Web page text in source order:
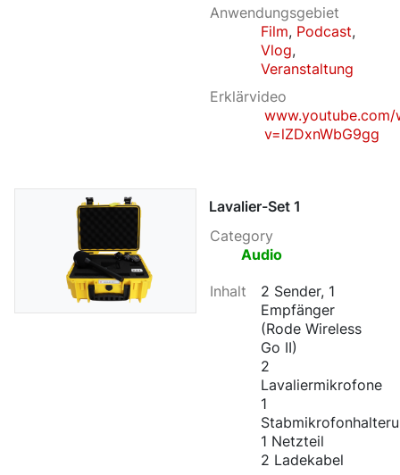
Anwendungsgebiet
Film, Podcast,
Vlog,
Veranstaltung
Erklärvideo
www.youtube.com/
v=lZDxnWbG9gg
Lavalier-Set 1
Category
Audio
Inhalt
2 Sender, 1
Empfänger
(Rode Wireless
Go II)
2
Lavaliermikrofone
1
1 Netzteil
2 Ladekabel